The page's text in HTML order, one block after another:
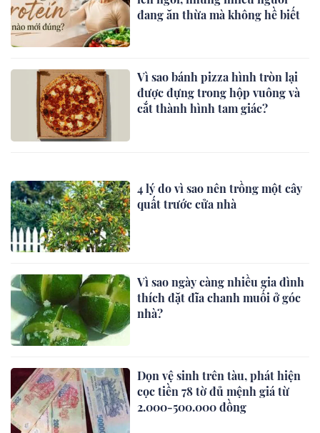
đang ăn thừa mà không hề biết
Vì sao bánh pizza hình tròn lại
được đựng trong hộp vuông và
cắt thành hình tam giác?
4 lý do vì sao nên trồng một cây
quất trước cửa nhà
Vì sao ngày càng nhiều gia đình
thích đặt đĩa chanh muối ở góc
nhà?
Dọn vệ sinh trên tàu, phát hiện
cọc tiền 78 tờ đủ mệnh giá từ
2.000-500.000 đồng